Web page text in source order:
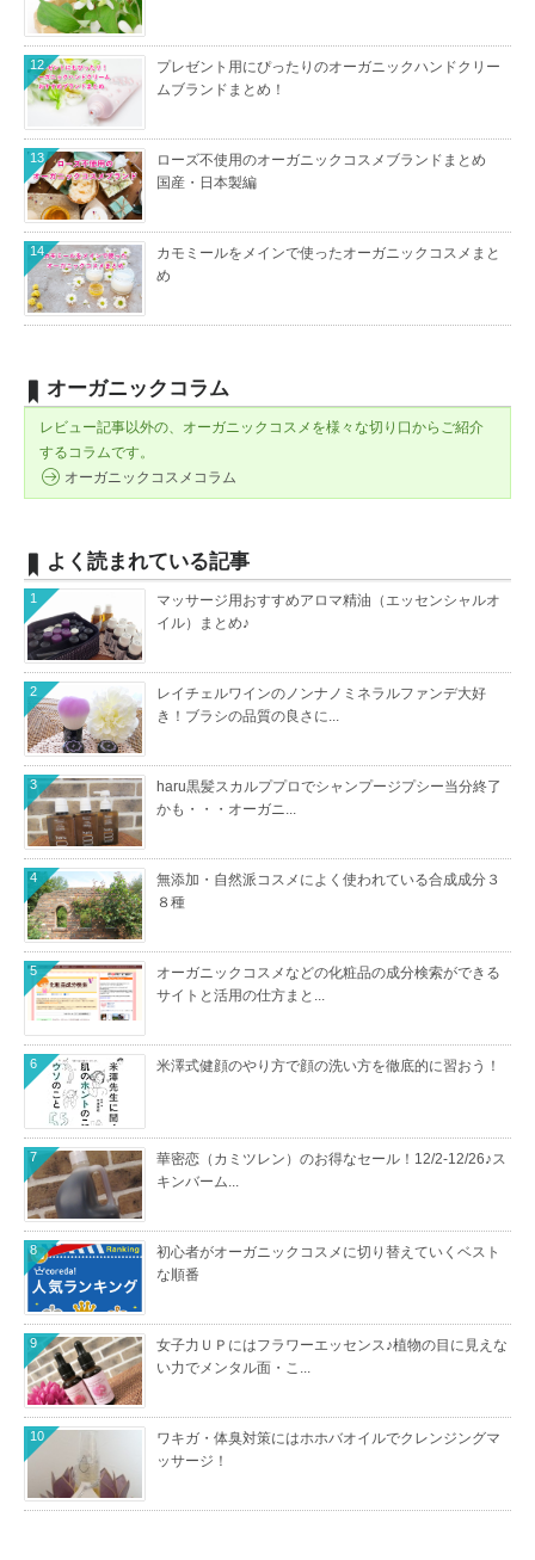
プレゼント用にぴったりのオーガニックハンドクリー
ムブランドまとめ！
12
ローズ不使用のオーガニックコスメブランドまとめ
国産・日本製編
13
カモミールをメインで使ったオーガニックコスメまと
め
14
オーガニックコラム
レビュー記事以外の、オーガニックコスメを様々な切り口からご紹介
するコラムです。
オーガニックコスメコラム
よく読まれている記事
マッサージ用おすすめアロマ精油（エッセンシャルオ
イル）まとめ♪
1
レイチェルワインのノンナノミネラルファンデ大好
き！ブラシの品質の良さに...
2
haru黒髪スカルププロでシャンプージプシー当分終了
かも・・・オーガニ...
3
無添加・自然派コスメによく使われている合成成分３
８種
4
オーガニックコスメなどの化粧品の成分検索ができる
サイトと活用の仕方まと...
5
米澤式健顔のやり方で顔の洗い方を徹底的に習おう！
6
華密恋（カミツレン）のお得なセール！12/2-12/26♪ス
キンバーム...
7
初心者がオーガニックコスメに切り替えていくベスト
な順番
8
女子力ＵＰにはフラワーエッセンス♪植物の目に見えな
い力でメンタル面・こ...
9
ワキガ・体臭対策にはホホバオイルでクレンジングマ
ッサージ！
10